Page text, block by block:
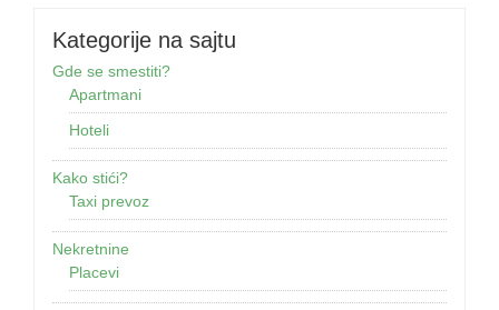
Kategorije na sajtu
Gde se smestiti?
Apartmani
Hoteli
Kako stići?
Taxi prevoz
Nekretnine
Placevi